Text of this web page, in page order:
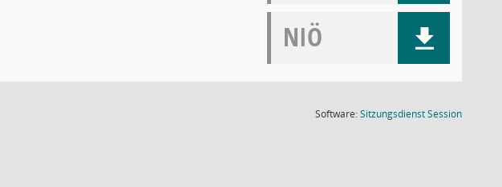
NIÖ
Software:SitzungsdienstSession(Wird in